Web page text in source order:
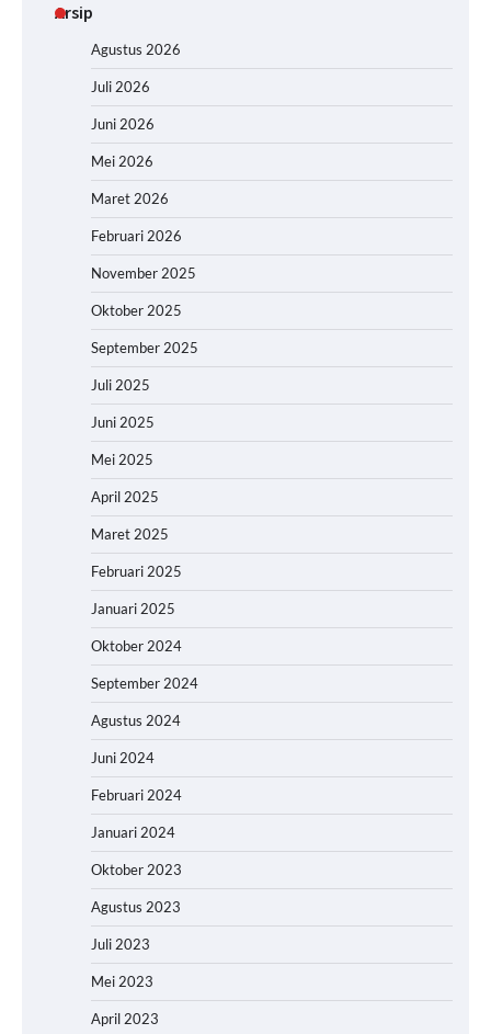
Arsip
Agustus 2026
Juli 2026
Juni 2026
Mei 2026
Maret 2026
Februari 2026
November 2025
Oktober 2025
September 2025
Juli 2025
Juni 2025
Mei 2025
April 2025
Maret 2025
Februari 2025
Januari 2025
Oktober 2024
September 2024
Agustus 2024
Juni 2024
Februari 2024
Januari 2024
Oktober 2023
Agustus 2023
Juli 2023
Mei 2023
April 2023